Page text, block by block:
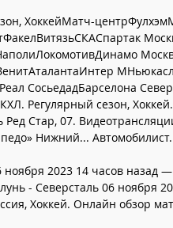
ХоккейМатч-
СосьедадБарселона
Регулярный сезон,
Ред Стар, 07.
Нижний...
ноября 2023 14 часов назад
- Северсталь 06 ноября
Хоккей. Онлайн обзор